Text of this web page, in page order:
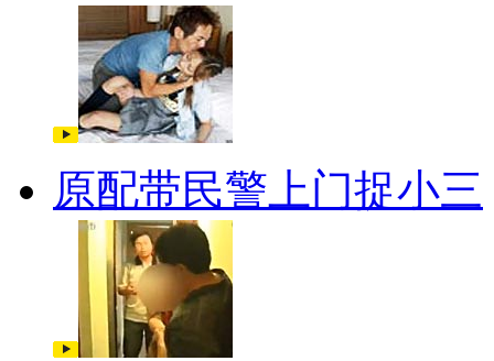
原配带民警上门捉小三